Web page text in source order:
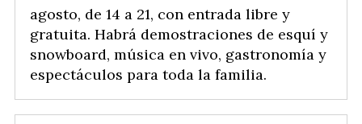
agosto, de 14 a 21, con entrada libre y
gratuita. Habrá demostraciones de esquí y
snowboard, música en vivo, gastronomía y
espectáculos para toda la familia.